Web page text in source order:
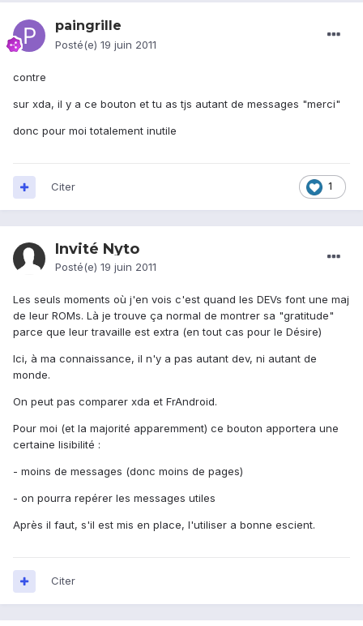
paingrille
Posté(e) 19 juin 2011
contre
sur xda, il y a ce bouton et tu as tjs autant de messages "merci"
donc pour moi totalement inutile
1
Citer
Invité Nyto
Posté(e) 19 juin 2011
Les seuls moments où j'en vois c'est quand les DEVs font une maj
de leur ROMs. Là je trouve ça normal de montrer sa "gratitude"
parce que leur travaille est extra (en tout cas pour le Désire)
Ici, à ma connaissance, il n'y a pas autant dev, ni autant de
monde.
On peut pas comparer xda et FrAndroid.
Pour moi (et la majorité apparemment) ce bouton apportera une
certaine lisibilité :
- moins de messages (donc moins de pages)
- on pourra repérer les messages utiles
Après il faut, s'il est mis en place, l'utiliser a bonne escient.
Citer